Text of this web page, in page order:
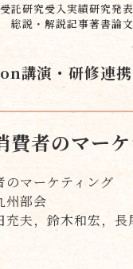
受託研究受入実績研究発表
総説・解説記事著書論文
講演・研修連
費者のマー
のマーケティング
州部会
充夫，鈴木和宏，長